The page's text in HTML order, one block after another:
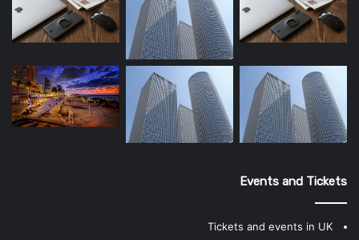
Events and Tickets
Tickets and events in UK